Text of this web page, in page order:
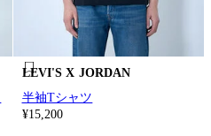
LEVI'S X JORDAN
半袖Tシャツ
¥15,200